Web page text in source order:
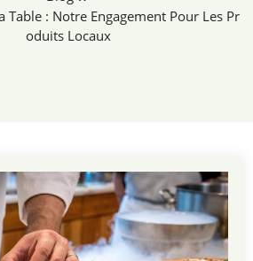
Table : Notre Engagement Pour Les Pr
Oduits Locaux